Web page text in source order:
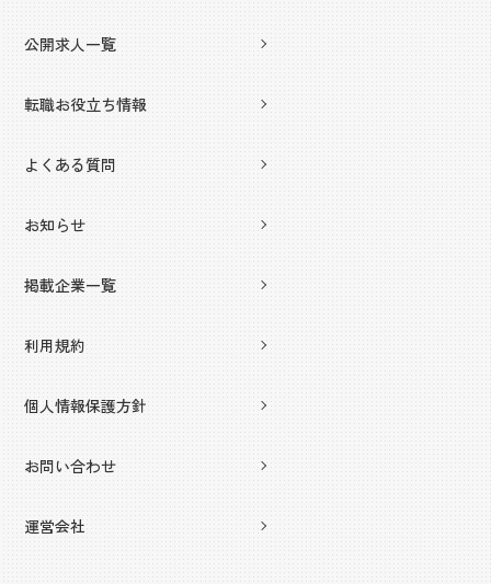
公開求人一覧
転職お役立ち情報
よくある質問
お知らせ
掲載企業一覧
利用規約
個人情報保護方針
お問い合わせ
運営会社